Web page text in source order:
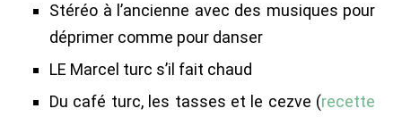
Stéréo à l’ancienne avec des musiques pour
déprimer comme pour danser
LE Marcel turc s’il fait chaud
Du café turc, les tasses et le cezve (recette